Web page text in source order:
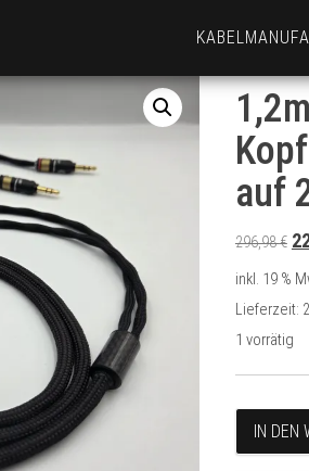
auf
296,98€
inkl. 19 %
Lieferzeit:
1 vorrätig
1,2m
IN DEN